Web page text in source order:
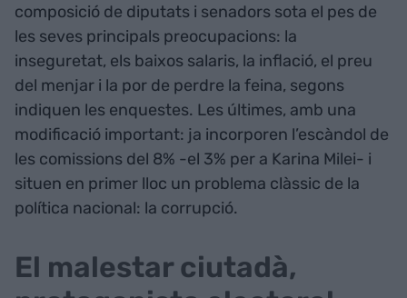
composició de diputats i senadors sota el pes de
les seves principals preocupacions: la
inseguretat, els baixos salaris, la inflació, el preu
del menjar i la por de perdre la feina, segons
indiquen les enquestes. Les últimes, amb una
modificació important: ja incorporen l’escàndol de
les comissions del 8% -el 3% per a Karina Milei- i
situen en primer lloc un problema clàssic de la
política nacional: la corrupció.
El malestar ciutadà,